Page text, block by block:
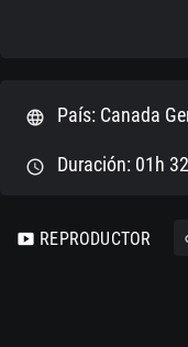
language País: Canada
schedule Duración: 01h
smart_display REPRODUCTOR